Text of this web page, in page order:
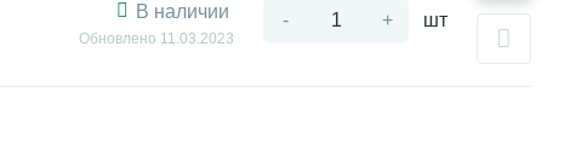
В наличии
Обновлено 11.03.2023
- + шт